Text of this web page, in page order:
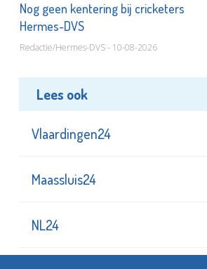
Nog geen kentering bij cricketers
Hermes-DVS
Redactie/Hermes-DVS - 10-08-2026
Lees ook
Vlaardingen24
Maassluis24
NL24